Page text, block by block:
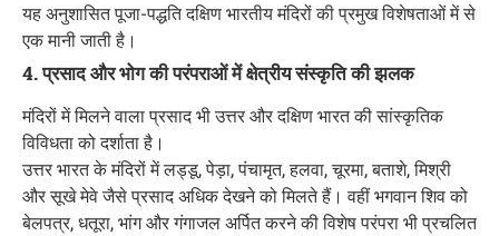
यह अनुशासित पूजा-पद्धति दक्षिण भारतीय मंदिरों की प्रमुख विशेषताओं में से
एक मानी जाती है।
4. प्रसाद और भोग की परंपराओं में क्षेत्रीय संस्कृति की झलक
मंदिरों में मिलने वाला प्रसाद भी उत्तर और दक्षिण भारत की सांस्कृतिक
विविधता को दर्शाता है।
उत्तर भारत के मंदिरों में लड्डू, पेड़ा, पंचामृत, हलवा, चूरमा, बताशे, मिश्री
और सूखे मेवे जैसे प्रसाद अधिक देखने को मिलते हैं। वहीं भगवान शिव को
बेलपत्र, धतूरा, भांग और गंगाजल अर्पित करने की विशेष परंपरा भी प्रचलित